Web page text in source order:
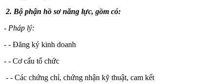
2. Bộ phận hồ sơ năng lực, gồm có:
- Pháp lý:
- - Đăng ký kinh doanh
- - Cơ cấu tổ chức
- - Các chứng chỉ, chứng nhận kỹ thuật, cam kết